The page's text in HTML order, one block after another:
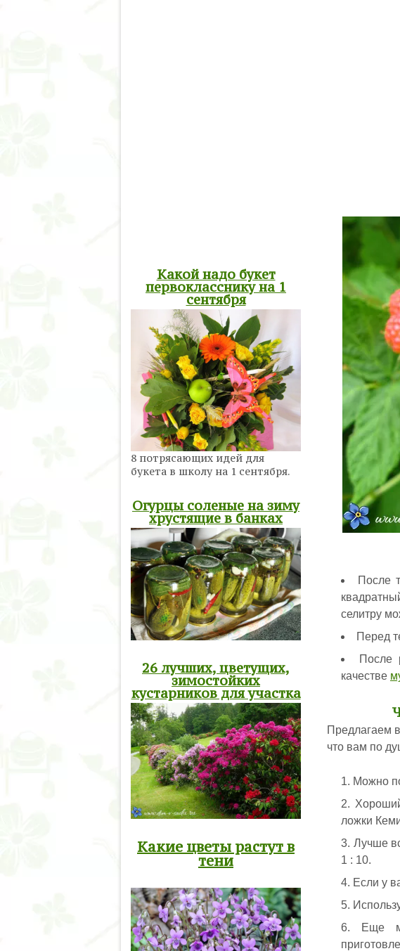
После
селитру
Перед
После
качестве
Предлагаем
что вам по
Можно
ложки
Лучше
1 : 10.
Если у
Еще
Какой надо букет
первокласснику на 1
сентября
8 потрясающих идей для
букета в школу на 1 сентября.
Огурцы соленые на зиму
хрустящие в банках
26 лучших, цветущих,
зимостойких
кустарников для участка
Какие цветы растут в
тени